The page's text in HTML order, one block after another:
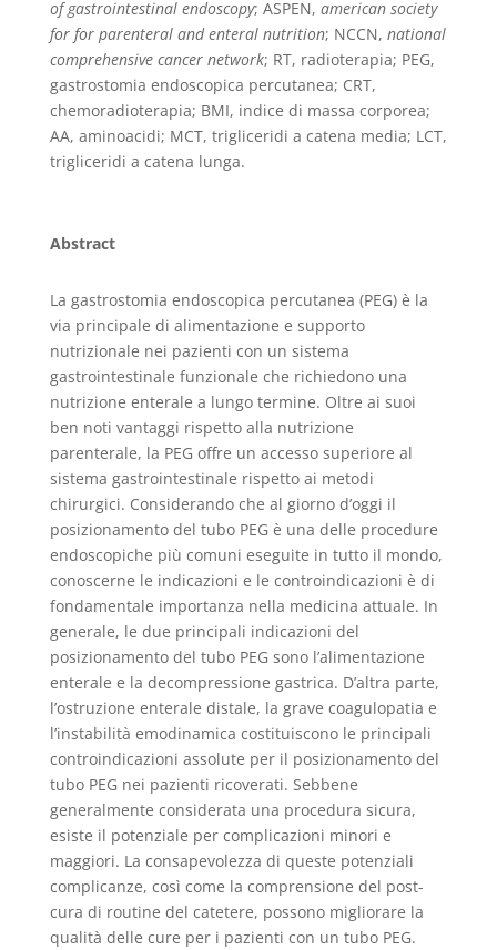
of gastrointestinal endoscopy; ASPEN, american society
for for parenteral and enteral nutrition; NCCN, national
comprehensive cancer network; RT, radioterapia; PEG,
gastrostomia endoscopica percutanea; CRT,
chemoradioterapia; BMI, indice di massa corporea;
AA, aminoacidi; MCT, trigliceridi a catena media; LCT,
trigliceridi a catena lunga.
Abstract
La gastrostomia endoscopica percutanea (PEG) è la
via principale di alimentazione e supporto
nutrizionale nei pazienti con un sistema
gastrointestinale funzionale che richiedono una
nutrizione enterale a lungo termine. Oltre ai suoi
ben noti vantaggi rispetto alla nutrizione
parenterale, la PEG offre un accesso superiore al
sistema gastrointestinale rispetto ai metodi
chirurgici. Considerando che al giorno d’oggi il
posizionamento del tubo PEG è una delle procedure
endoscopiche più comuni eseguite in tutto il mondo,
conoscerne le indicazioni e le controindicazioni è di
fondamentale importanza nella medicina attuale. In
generale, le due principali indicazioni del
posizionamento del tubo PEG sono l’alimentazione
enterale e la decompressione gastrica. D’altra parte,
l’ostruzione enterale distale, la grave coagulopatia e
l’instabilità emodinamica costituiscono le principali
controindicazioni assolute per il posizionamento del
tubo PEG nei pazienti ricoverati. Sebbene
generalmente considerata una procedura sicura,
esiste il potenziale per complicazioni minori e
maggiori. La consapevolezza di queste potenziali
complicanze, così come la comprensione del post-
cura di routine del catetere, possono migliorare la
qualità delle cure per i pazienti con un tubo PEG.